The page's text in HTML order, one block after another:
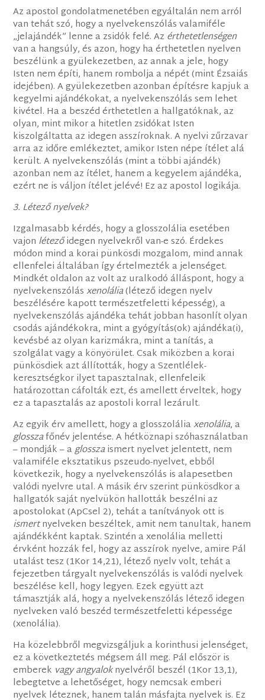
Az apostol gondolatmenetében egyáltalán nem arról
van tehát szó, hogy a nyelvekenszólás valamiféle
„jelajándék” lenne a zsidók felé. Az érthetetlenségen
van a hangsúly, és azon, hogy ha érthetetlen nyelven
beszélünk a gyülekezetben, az annak a jele, hogy
Isten nem építi, hanem rombolja a népét (mint Ézsaiás
idejében). A gyülekezetben azonban építésre kapjuk a
kegyelmi ajándékokat, a nyelvekenszólás sem lehet
kivétel. Ha a beszéd érthetetlen a hallgatóknak, az
olyan, mint mikor a hitetlen zsidókat Isten
kiszolgáltatta az idegen asszíroknak. A nyelvi zűrzavar
arra az időre emlékeztet, amikor Isten népe ítélet alá
került. A nyelvekenszólás (mint a többi ajándék)
azonban nem az ítélet, hanem a kegyelem ajándéka,
ezért ne is váljon ítélet jelévé! Ez az apostol logikája.
3. Létező nyelvek?
Izgalmasabb kérdés, hogy a glosszolália esetében
vajon létezőidegen nyelvekről van-e szó. Érdekes
módon mind a korai pünkösdi mozgalom, mind annak
ellenfelei általában így értelmezték a jelenséget.
Mindkét oldalon az volt az uralkodó álláspont, hogy a
nyelvekenszólásxenolália(létező idegen nyelv
beszélésére kapott természetfeletti képesség), a
nyelvekenszólás ajándéka tehát jobban hasonlít olyan
csodás ajándékokra, mint a gyógyítás(ok) ajándéka(i),
kevésbé az olyan karizmákra, mint a tanítás, a
szolgálat vagy a könyörület. Csak miközben a korai
pünkösdiek azt állították, hogy a Szentlélek-
keresztségkor ilyet tapasztalnak, ellenfeleik
határozottan cáfolták ezt, és amellett érveltek, hogy
ez a tapasztalás az apostoli korral lezárult.
Az egyik érv amellett, hogy a glosszoláliaxenolália, a
glosszafőnév jelentése. A hétköznapi szóhasználatban
– mondják – aglosszaismert nyelvet jelentett, nem
valamiféle eksztatikus pszeudo-nyelvet, ebből
következik, hogy a nyelvekenszólás is alapesetben
valódi nyelvre utal. A másik érv szerint pünkösdkor a
hallgatók saját nyelvükön hallották beszélni az
apostolokat (ApCsel 2), tehát a tanítványok ott is
ismertnyelveken beszéltek, amit nem tanultak, hanem
ajándékként kaptak. Szintén a xenolália melletti
érvként hozzák fel, hogy az asszírok nyelve, amire Pál
utalást tesz (1Kor 14,21), létező nyelv volt, tehát a
fejezetben tárgyalt nyelvekenszólás is valódi nyelvek
beszélése kell, hogy legyen. Ezek együtt azt
támasztják alá, hogy a nyelvekenszólás létező idegen
nyelveken való beszéd természetfeletti képessége
(xenolália).
Ha közelebbről megvizsgáljuk a korinthusi jelenséget,
ez a következtetés mégsem áll meg. Pál először is
emberek vagy angyaloknyelvéről beszél (1Kor 13,1),
lebegtetve a lehetőséget, hogy nemcsak emberi
nyelvek léteznek, hanem talán másfajta nyelvek is. Ez